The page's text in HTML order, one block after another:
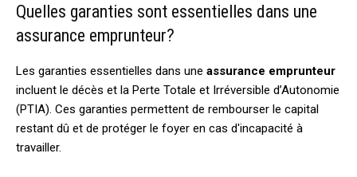
Quelles garanties sont essentielles dans une
assurance emprunteur?
Les garanties essentielles dans une assurance emprunteur
incluent le décès et la Perte Totale et Irréversible d’Autonomie
(PTIA). Ces garanties permettent de rembourser le capital
restant dû et de protéger le foyer en cas d'incapacité à
travailler.